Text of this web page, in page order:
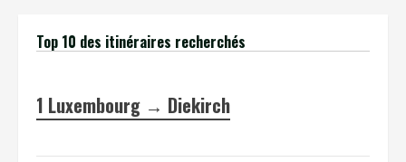
Top 10 des itinéraires recherchés
1 Luxembourg → Diekirch